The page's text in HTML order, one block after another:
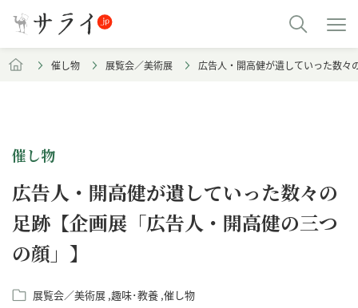
催し物 展覧会／美術展 広告人・開高健が遺していった数々
催し物
広告人・開高健が遺していった数々の
足跡【企画展「広告人・開高健の三つ
の顔」】
展覧会／美術展 趣味･教養 催し物